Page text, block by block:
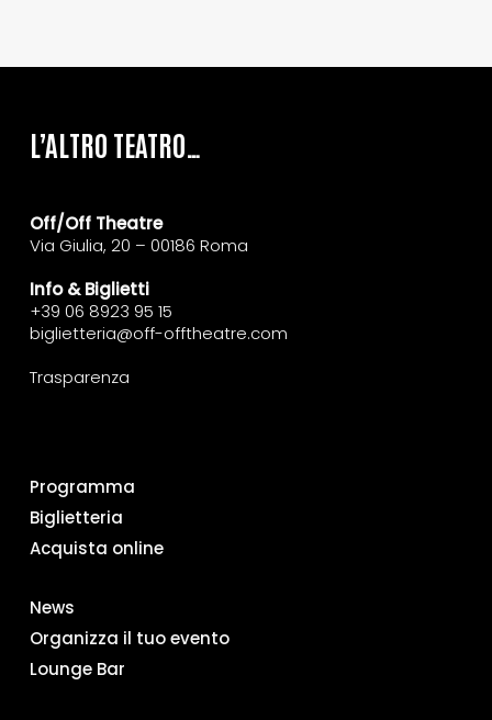
L’ALTRO TEATRO…
Off/Off Theatre
Via Giulia, 20 – 00186 Roma
Info & Biglietti
+39 06 8923 95 15
biglietteria@off-offtheatre.com
Trasparenza
Programma
Biglietteria
Acquista online
News
Organizza il tuo evento
Lounge Bar